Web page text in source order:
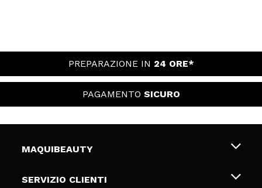
PREPARAZIONE IN 24 ORE*
PAGAMENTO SICURO
MAQUIBEAUTY
Chi siamo
SERVIZIO CLIENTI